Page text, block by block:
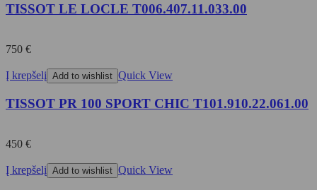
TISSOT LE LOCLE T006.407.11.033.00
750 €
Į krepšelį Add to wishlist Quick View
TISSOT PR 100 SPORT CHIC T101.910.22.061.00
450 €
Į krepšelį Add to wishlist Quick View